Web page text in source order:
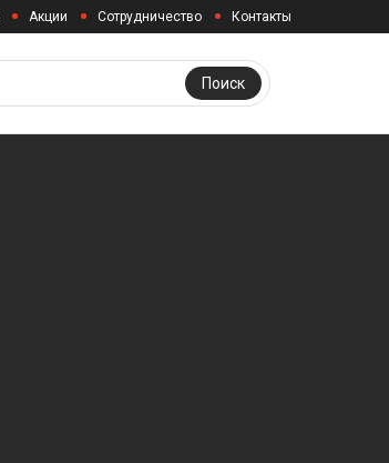
Акции Сотрудничество Контакты
Поиск